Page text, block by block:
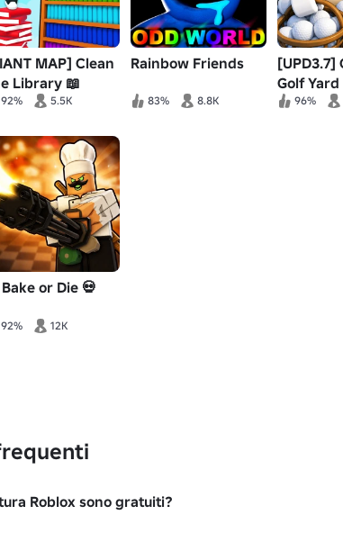
MAP] Clean
Library 📖
92% 5.5K
Rainbow Friends
83% 8.8K
[UPD3.7]
Golf Yard
96%
or Die 💀
92% 12K
Roblox sono gratuiti?